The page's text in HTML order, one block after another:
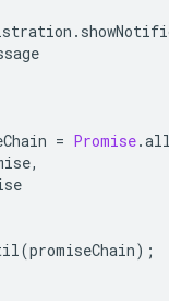
.
= Promise.all
,
(promiseChain);